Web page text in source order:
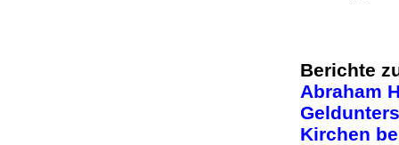
Berichte
Abraham
Kirchen